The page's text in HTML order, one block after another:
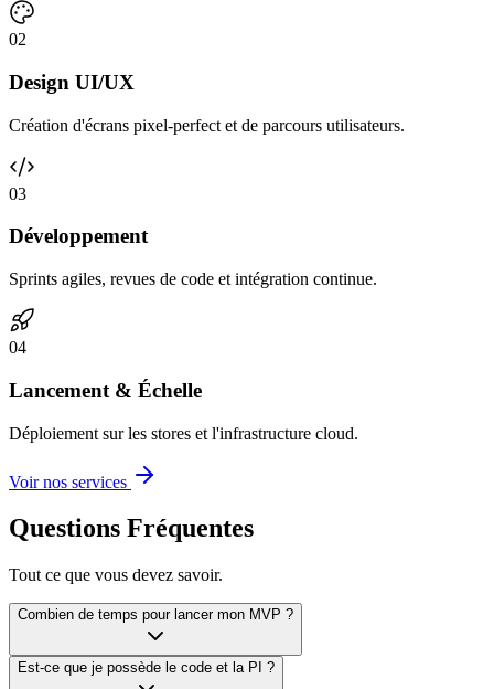
02
Design UI/UX
Création d'écrans pixel-perfect et de parcours utilisateurs.
03
Développement
Sprints agiles, revues de code et intégration continue.
04
Lancement & Échelle
Déploiement sur les stores et l'infrastructure cloud.
Voir nos services
Questions Fréquentes
Tout ce que vous devez savoir.
Combien de temps pour lancer mon MVP ?
Est-ce que je possède le code et la PI ?